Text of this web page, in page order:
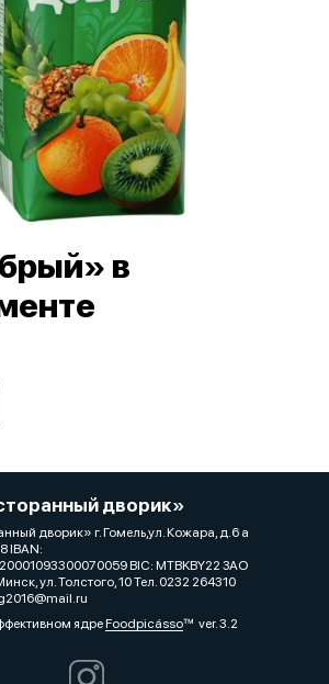
в
дворик»
дворик» г. Гомель,ул. Кожара, д.6 а
IBAN:
BIC: MTBKBY22 ЗАО
ул. Толстого, 10 Тел. 0232 264310
ядреFoodpicássover. 3.2